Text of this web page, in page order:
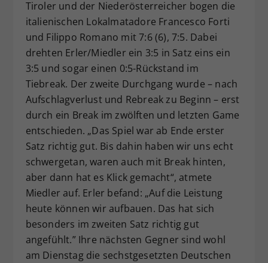
Tiroler und der Niederösterreicher bogen die
italienischen Lokalmatadore Francesco Forti
und Filippo Romano mit 7:6 (6), 7:5. Dabei
drehten Erler/Miedler ein 3:5 in Satz eins ein
3:5 und sogar einen 0:5-Rückstand im
Tiebreak. Der zweite Durchgang wurde – nach
Aufschlagverlust und Rebreak zu Beginn – erst
durch ein Break im zwölften und letzten Game
entschieden. „Das Spiel war ab Ende erster
Satz richtig gut. Bis dahin haben wir uns echt
schwergetan, waren auch mit Break hinten,
aber dann hat es Klick gemacht“, atmete
Miedler auf. Erler befand: „Auf die Leistung
heute können wir aufbauen. Das hat sich
besonders im zweiten Satz richtig gut
angefühlt.” Ihre nächsten Gegner sind wohl
am Dienstag die sechstgesetzten Deutschen